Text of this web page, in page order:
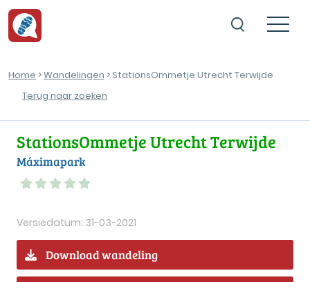
Home >Wandelingen > StationsOmmetje Utrecht Terwijde
Terug naar zoeken
StationsOmmetje Utrecht Terwijde
Máximapark
Versiedatum: 31-03-2021
Download wandeling